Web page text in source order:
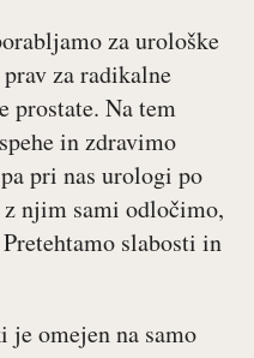
za urološke
za radikalne
prostate. Na tem
in zdravimo
pri nas urologi po
njim sami odločimo,
slabosti in
je omejen na samo